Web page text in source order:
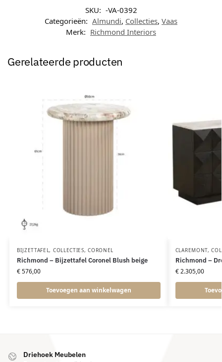
SKU: -VA-0392
Categorieën: Almundi, Collecties, Vaas
Merk: Richmond Interiors
Gerelateerde producten
BIJZETTAFEL, COLLECTIES,CORONEL
Richmond – Bijzettafel Coronel Blush beige
€576,00
Toevoegen aan winkelwagen
CLAREMONT,
Richmond –
€2.305,00
Driehoek Meubelen